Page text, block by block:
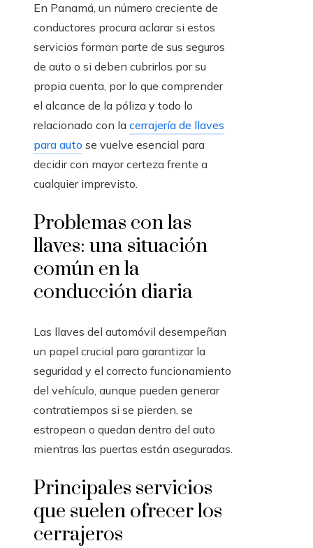
En Panamá, un número creciente de
conductores procura aclarar si estos
servicios forman parte de sus seguros
de auto o si deben cubrirlos por su
propia cuenta, por lo que comprender
el alcance de la póliza y todo lo
relacionado con la cerrajería de llaves
para auto se vuelve esencial para
decidir con mayor certeza frente a
cualquier imprevisto.
Problemas con las
llaves: una situación
común en la
conducción diaria
Las llaves del automóvil desempeñan
un papel crucial para garantizar la
seguridad y el correcto funcionamiento
del vehículo, aunque pueden generar
contratiempos si se pierden, se
estropean o quedan dentro del auto
mientras las puertas están aseguradas.
Principales servicios
que suelen ofrecer los
cerrajeros